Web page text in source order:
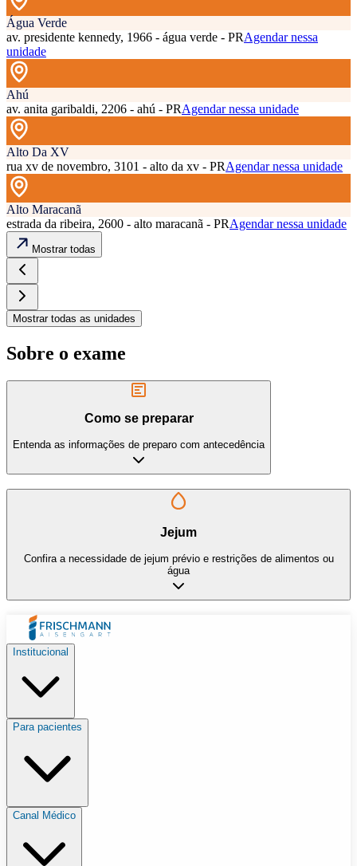
Água Verde
av. presidente kennedy, 1966 - água verde - PRAgendar nessa
unidade
Ahú
av. anita garibaldi, 2206 - ahú - PRAgendar nessa unidade
Alto Da XV
rua xv de novembro, 3101 - alto da xv - PRAgendar nessa unidade
Alto Maracanã
estrada da ribeira, 2600 - alto maracanã - PRAgendar nessa unidade
Mostrar todas
Mostrar todas as unidades
Sobre o exame
Como se preparar
Entenda as informações de preparo com antecedência
Jejum
Confira a necessidade de jejum prévio e restrições de alimentos ou
água
Institucional
Para pacientes
Canal Médico